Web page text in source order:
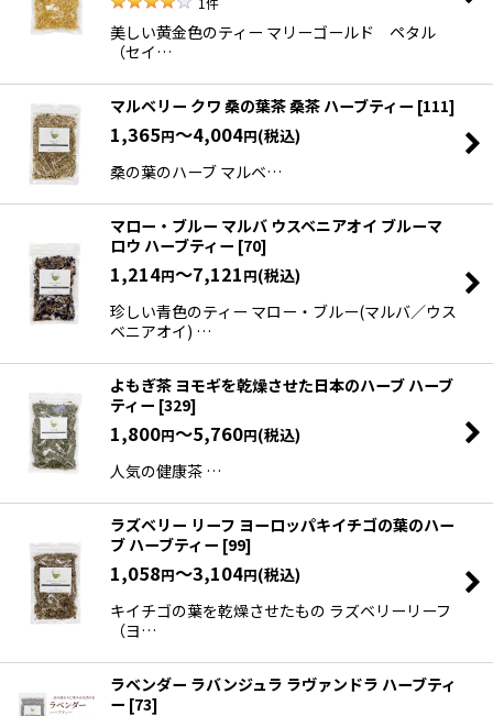
美しい黄金色のティー マリーゴールド ペタル
（セイ…
マルベリー クワ 桑の葉茶 桑茶 ハーブティー [111]
1,365円～4,004円(税込)
桑の葉のハーブ マルベ…
マロー・ブルー マルバ ウスベニアオイ ブルーマ
ロウ ハーブティー [70]
1,214円～7,121円(税込)
珍しい青色のティー マロー・ブルー(マルバ／ウス
ベニアオイ) …
よもぎ茶 ヨモギを乾燥させた日本のハーブ ハーブ
ティー [329]
1,800円～5,760円(税込)
人気の健康茶 …
ラズベリー リーフ ヨーロッパキイチゴの葉のハー
ブ ハーブティー [99]
1,058円～3,104円(税込)
キイチゴの葉を乾燥させたもの ラズベリーリーフ
（ヨ…
ラベンダー ラバンジュラ ラヴァンドラ ハーブティ
ー [73]